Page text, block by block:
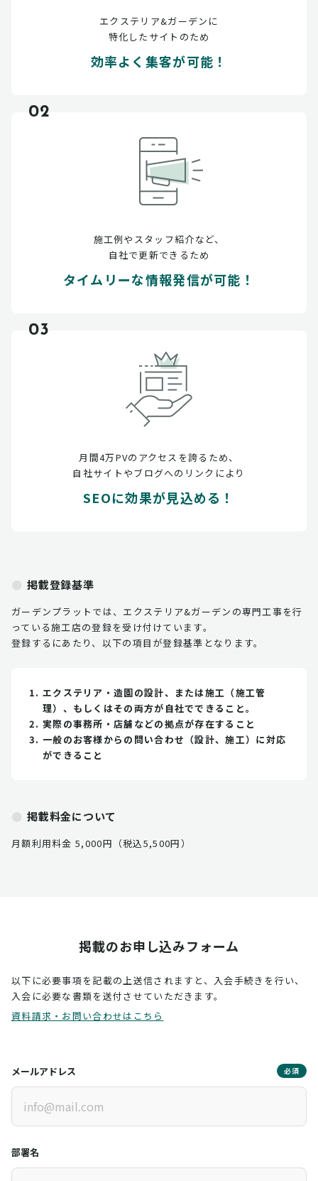
エクステリア&ガーデンに
特化したサイトのため
効率よく集客が可能！
02
施工例やスタッフ紹介など、
自社で更新できるため
タイムリーな情報発信が可能！
03
月間4万PVのアクセスを誇るため、
自社サイトやブログへのリンクにより
SEOに効果が見込める！
掲載登録基準
ガーデンプラットでは、エクステリア&ガーデンの専門工事を行
っている施工店の登録を受け付けています。
登録するにあたり、以下の項目が登録基準となります。
エクステリア・造園の設計、または施工（施工管
理）、もしくはその両方が自社でできること。
実際の事務所・店舗などの拠点が存在すること
一般のお客様からの問い合わせ（設計、施工）に対応
ができること
掲載料金について
月額利用料金 5,000円（税込5,500円）
掲載のお申し込みフォーム
以下に必要事項を記載の上送信されますと、入会手続きを行い、
入会に必要な書類を送付させていただきます。
資料請求・お問い合わせはこちら
メールアドレス 必須
部署名